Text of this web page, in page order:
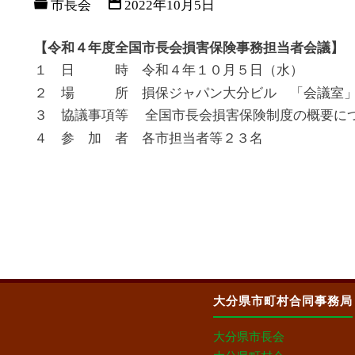
る
市長会 2022年10月5日
【令和４年度全国市長会損害保険事務担当者会議】
１ 日 時 令和４年１０月５日（水）
２ 場 所 損保ジャパン大分ビル 「会議室」
３ 協議事項等 全国市長会損害保険制度の概要に
４ 参 加 者 各市担当者等２３名
大分県市町村合同事務局
大分県市長会